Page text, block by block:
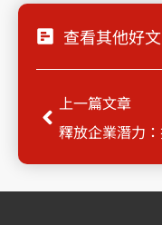
查看其他好文
上一頁
上一篇文章